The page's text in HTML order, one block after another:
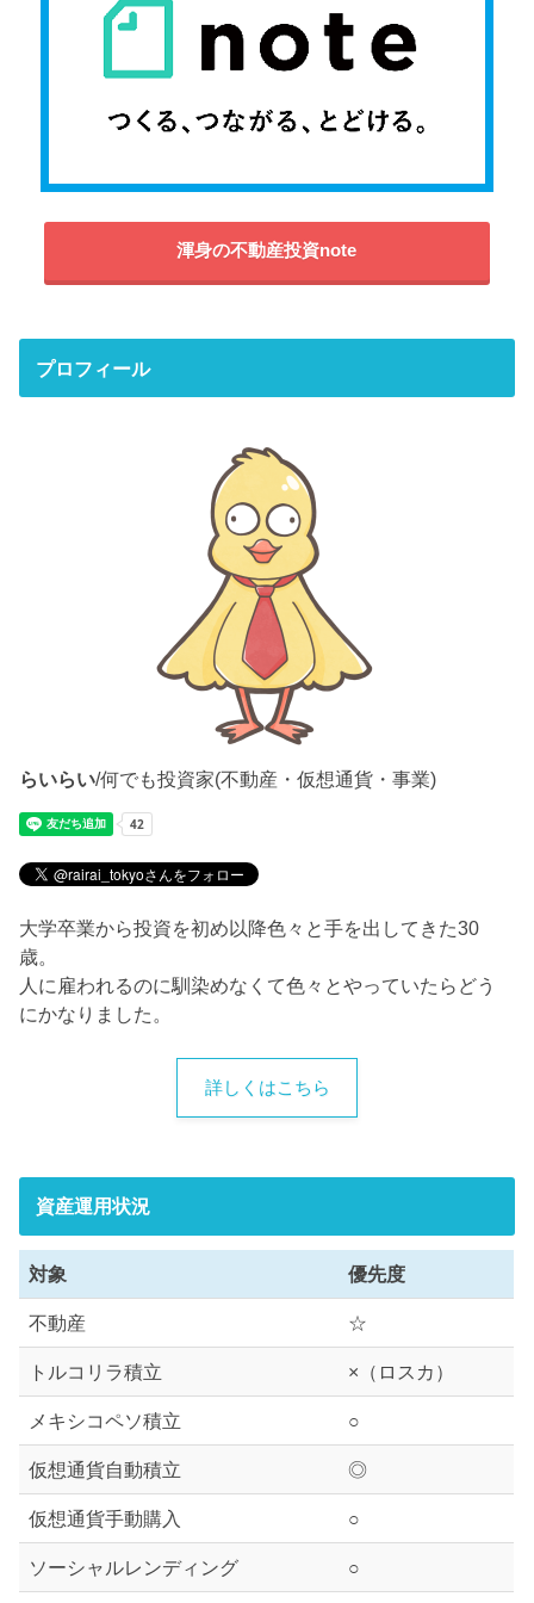
渾身の不動産投資note
プロフィール
らいらい/何でも投資家(不動産・仮想通貨・事業)
大学卒業から投資を初め以降色々と手を出してきた30
歳。
人に雇われるのに馴染めなくて色々とやっていたらどう
にかなりました。
詳しくはこちら
資産運用状況
対象 優先度
不動産 ☆
トルコリラ積立 ×（ロスカ）
メキシコペソ積立 ○
仮想通貨自動積立 ◎
仮想通貨手動購入 ○
ソーシャルレンディング ○